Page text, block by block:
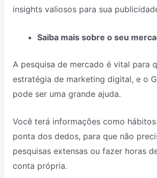
insights valiosos para sua
Saiba mais sobre o seu
A pesquisa de mercado é vital para
estratégia de marketing digital, e o
pode ser uma grande ajuda.
Você terá informações como
ponta dos dedos, para que não
pesquisas extensas ou fazer horas
conta própria.